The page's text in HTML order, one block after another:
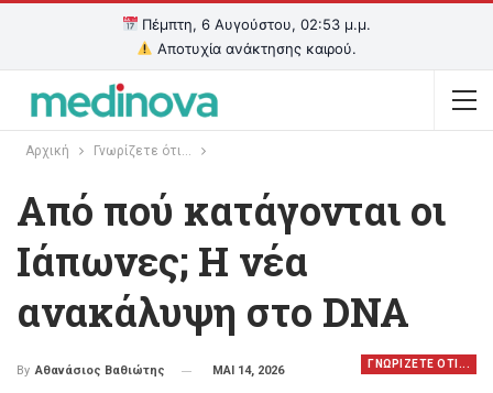
Πέμπτη, 6 Αυγούστου, 02:54 μ.μ.
Αποτυχία ανάκτησης καιρού.
Αρχική Γνωρίζετε ότι...
Από πού κατάγονται οι
Ιάπωνες; Η νέα
ανακάλυψη στο DNA
ΓΝΩΡΙΖΕΤΕ ΟΤΙ...
By Αθανάσιος Βαθιώτης ΜΑΙ 14, 2026